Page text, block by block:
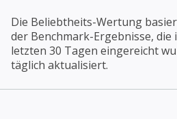
Die Beliebtheits-Wertung
der Benchmark-Ergebnisse, die
letzten 30 Tagen eingereicht
täglich aktualisiert.